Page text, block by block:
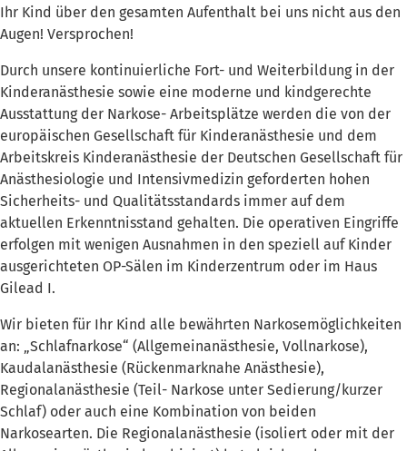
Ihr Kind über den gesamten Aufenthalt bei uns nicht aus den
Augen! Versprochen!
Durch unsere kontinuierliche Fort- und Weiterbildung in der
Kinderanästhesie sowie eine moderne und kindgerechte
Ausstattung der Narkose- Arbeitsplätze werden die von der
europäischen Gesellschaft für Kinderanästhesie und dem
Arbeitskreis Kinderanästhesie der Deutschen Gesellschaft für
Anästhesiologie und Intensivmedizin geforderten hohen
Sicherheits- und Qualitätsstandards immer auf dem
aktuellen Erkenntnisstand gehalten. Die operativen Eingriffe
erfolgen mit wenigen Ausnahmen in den speziell auf Kinder
ausgerichteten OP-Sälen im Kinderzentrum oder im Haus
Gilead I.
Wir bieten für Ihr Kind alle bewährten Narkosemöglichkeiten
an: „Schlafnarkose“ (Allgemeinanästhesie, Vollnarkose),
Kaudalanästhesie (Rückenmarknahe Anästhesie),
Regionalanästhesie (Teil- Narkose unter Sedierung/kurzer
Schlaf) oder auch eine Kombination von beiden
Narkosearten. Die Regionalanästhesie (isoliert oder mit der